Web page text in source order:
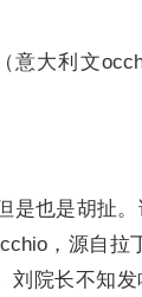
意大利文
是也是胡扯
，源自拉
刘院长不知发